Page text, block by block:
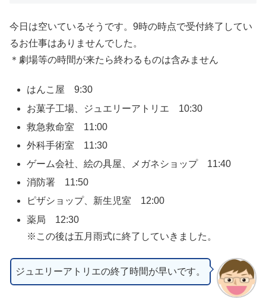
今日は空いているそうです。9時の時点で受付終了してい
るお仕事はありませんでした。
＊劇場等の時間が来たら終わるものは含みません
はんこ屋 9:30
お菓子工場、ジュエリーアトリエ 10:30
救急救命室 11:00
外科手術室 11:30
ゲーム会社、絵の具屋、メガネショップ 11:40
消防署 11:50
ピザショップ、新生児室 12:00
薬局 12:30
※この後は五月雨式に終了していきました。
ジュエリーアトリエの終了時間が早いです。